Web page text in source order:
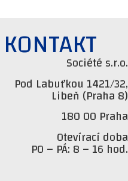
KONTAKTSociété s.r.o.
Pod Labuťkou 1421/32,
Libeň (Praha 8)
180 00 Praha
Otevírací doba
PO – PÁ: 8 – 16 hod.